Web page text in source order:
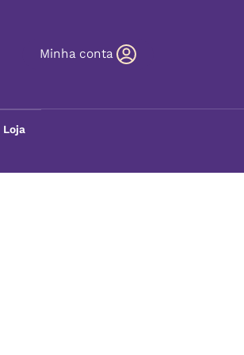
Minha conta
Loja